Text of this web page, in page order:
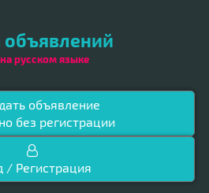
объявлений
русском языке
объявление
без регистрации
/ Регистрация